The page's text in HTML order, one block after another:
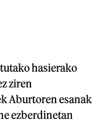
hasierako
ziren
Aburtoren esanak
ezberdinetan